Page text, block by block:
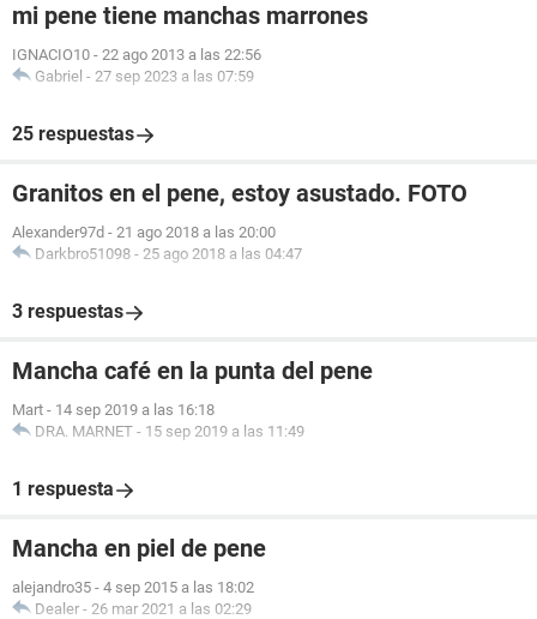
mi pene tiene manchas marrones
IGNACIO10 - 22 ago 2013 a las 22:56
Gabriel - 27 sep 2023 a las 07:59
25 respuestas
Granitos en el pene, estoy asustado. FOTO
Alexander97d - 21 ago 2018 a las 20:00
Darkbro51098 - 25 ago 2018 a las 04:47
3 respuestas
Mancha café en la punta del pene
Mart - 14 sep 2019 a las 16:18
DRA. MARNET - 15 sep 2019 a las 11:49
1 respuesta
Mancha en piel de pene
alejandro35 - 4 sep 2015 a las 18:02
Dealer - 26 mar 2021 a las 02:29